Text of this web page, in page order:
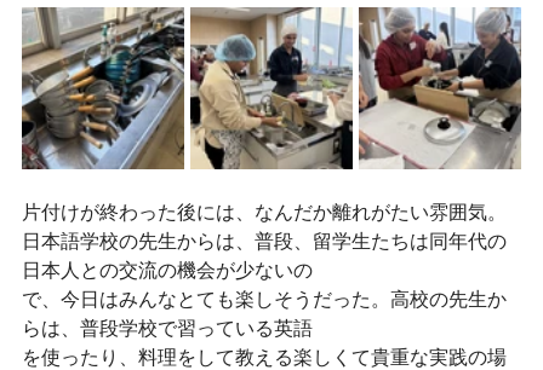
片付けが終わった後には、なんだか離れがたい雰囲気。
日本語学校の先生からは、普段、留学生たちは同年代の
日本人との交流の機会が少ないの
で、今日はみんなとても楽しそうだった。高校の先生か
らは、普段学校で習っている英語
を使ったり、料理をして教える楽しくて貴重な実践の場